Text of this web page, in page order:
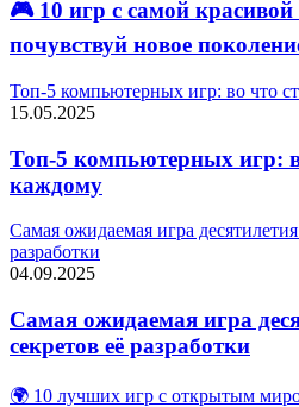
🎮 10 игр с самой
почувствуй новое
Топ-5 компьютерных игр: во что
15.05.2025
Топ-5 компьютерных игр:
каждому
Самая ожидаемая игра
разработки
04.09.2025
Самая ожидаемая игра
секретов её разработки
🌍 10 лучших игр с открытым